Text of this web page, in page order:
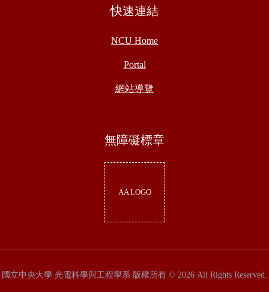
快速連結
NCU Home
Portal
網站導覽
無障礙標章
AA LOGO
國立中央大學 光電科學與工程學系 版權所有 © 2026 All Rights Reserved.